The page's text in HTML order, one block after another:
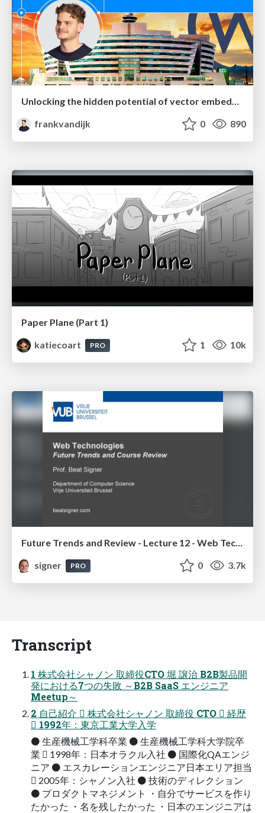
Unlocking the hidden potential of vector embeddings in international SEO
frankvandijk
0 890
Paper Plane (Part 1)
katiecoart
PRO 1 10k
Future Trends and Review - Lecture 12 - Web Technologies (1019888BNR)
signer
PRO 0 3.7k
Transcript
1 株式会社シャノン 取締役CTO 堀 譲治 B2B製品開
発における7つの失敗 ～B2B SaaS エンジニア
Meetup～
2 自己紹介  株式会社シャノン 取締役 CTO  経歴
 1992年：東京工業大学入学
⚫ 生産機械工学科卒業 ⚫ 生産機械工学科大学院卒
業  1998年：日本オラクル入社 ⚫ 国際化QAエンジ
ニア ⚫ エスカレーションエンジニア日本エリア担当
 2005年：シャノン入社 ⚫ 技術のディレクション
⚫ プロダクトマネジメント ・自分でサービスを作り
たかった ・名を残したかった ・日本のエンジニアは